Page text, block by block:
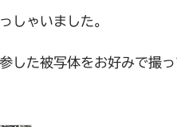
しゃいました。
した被写体をお好みで撮っ